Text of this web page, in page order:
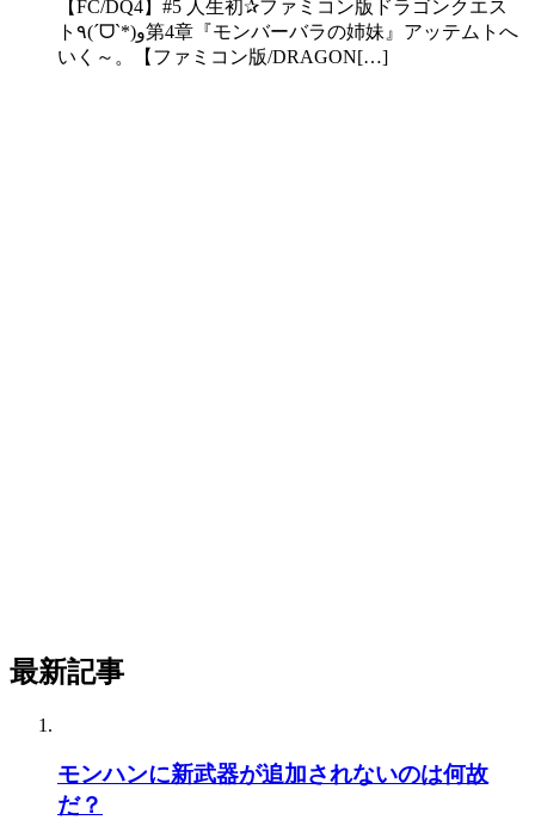
【FC/DQ4】#5 人生初✰ファミコン版ドラゴンクエス
ト٩(ˊᗜˋ*)و第4章『モンバーバラの姉妹』アッテムトへ
いく～。【ファミコン版/DRAGON[…]
最新記事
モンハンに新武器が追加されないのは何故
だ？